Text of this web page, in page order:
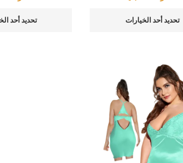
تحديد أحد الخيارات تحديد أحد